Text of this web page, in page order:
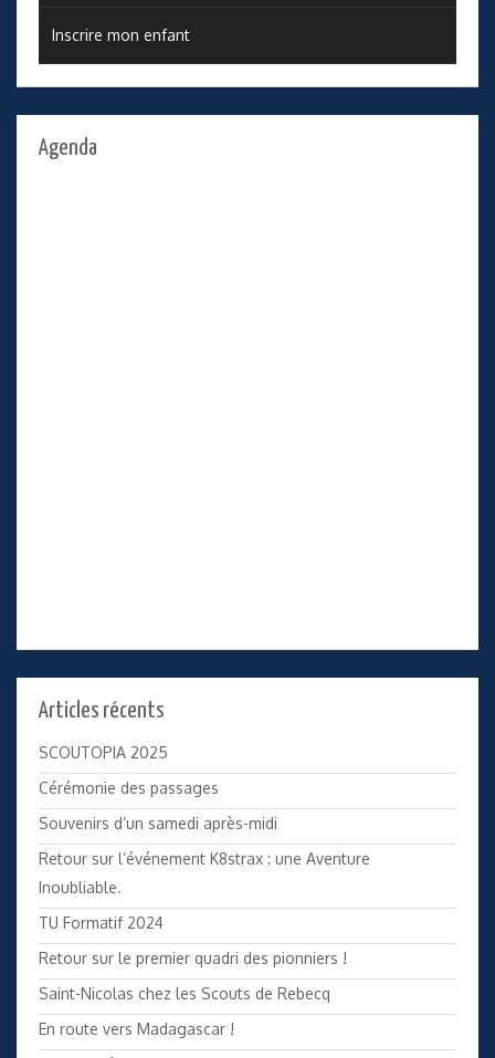
Inscrire mon enfant
Agenda
Articles récents
SCOUTOPIA 2025
Cérémonie des passages
Souvenirs d’un samedi après-midi
Retour sur l’événement K8strax : une Aventure
Inoubliable.
TU Formatif 2024
Retour sur le premier quadri des pionniers !
Saint-Nicolas chez les Scouts de Rebecq
En route vers Madagascar !